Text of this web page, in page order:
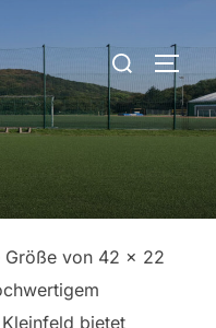
Search
for:
Größe von 42 x 22
bietet